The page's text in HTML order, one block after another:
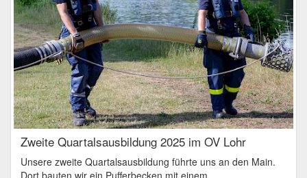
Zweite Quartalsausbildung 2025 im OV Lohr
Unsere zweite Quartalsausbildung führte uns an den Main.
Dort bauten wir ein Pufferbecken mit einem